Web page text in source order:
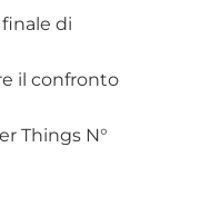
di
il confronto
Things N°